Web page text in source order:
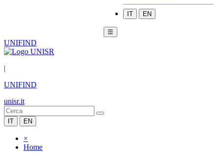
IT EN
☰
UNIFIND
|
UNIFIND
unisr.it
IT EN
×
Home